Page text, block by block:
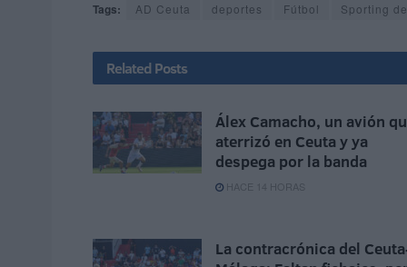
Tags: AD Ceuta deportes Fútbol Sporting
Related Posts
Álex Camacho, un avión
aterrizó en Ceuta y ya
despega por la banda
HACE 14 HORAS
La contracrónica del